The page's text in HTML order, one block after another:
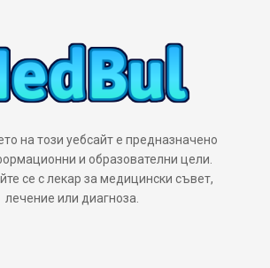
на този уебсайт е предназначено
и образователни цели.
се с лекар за медицински съвет,
лечение или диагноза.